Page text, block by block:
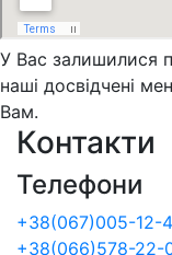
У Вас залишилися
наші досвідчені
Вам.
Контакти
Телефони
+38(067)005-12-
+38(066)578-22-